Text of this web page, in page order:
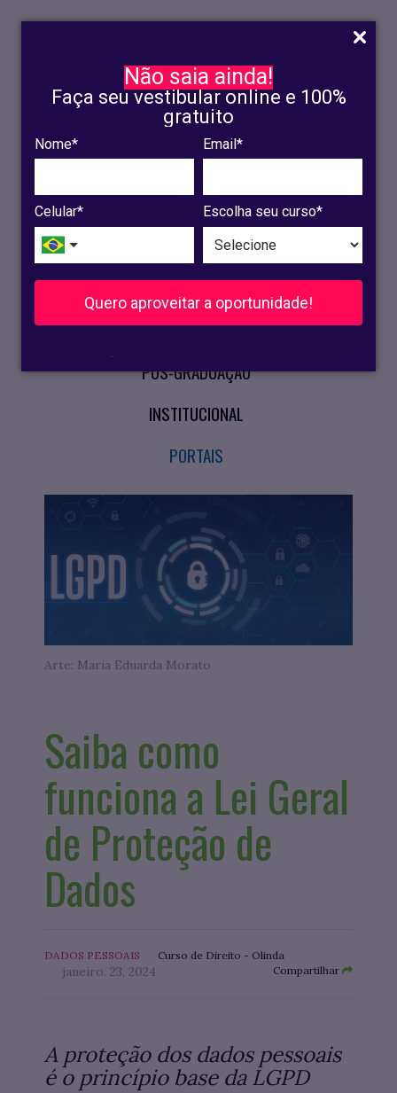
Não saia ainda!
Faça seu vestibular online e 100%
gratuito
Nome* Email*
Celular* Escolha seu curso*
Quero aproveitar a oportunidade!
.
INSCRIÇÃO
OLINDA
RECIFE
VESTIBULAR
CURSOS PRESENCIAIS
PÓS-GRADUAÇÃO
INSTITUCIONAL
PORTAIS
Arte: Maria Eduarda Morato
Saiba como
funciona a Lei Geral
de Proteção de
Dados
DADOS PESSOAIS Curso de Direito - Olinda
janeiro. 23, 2024 Compartilhar
A proteção dos dados pessoais
é o princípio base da LGPD